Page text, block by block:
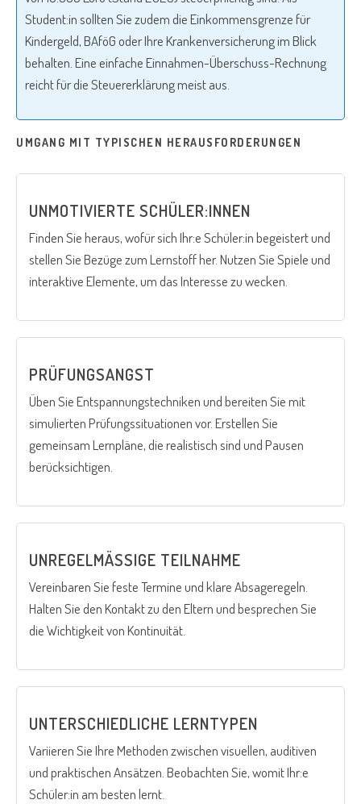
Student:in sollten Sie zudem die Einkommensgrenze für
Kindergeld, BAföG oder Ihre Krankenversicherung im Blick
behalten. Eine einfache Einnahmen-Überschuss-Rechnung
reicht für die Steuererklärung meist aus.
UMGANG MIT TYPISCHEN HERAUSFORDERUNGEN
UNMOTIVIERTE SCHÜLER:INNEN
Finden Sie heraus, wofür sich Ihr:e Schüler:in begeistert und
stellen Sie Bezüge zum Lernstoff her. Nutzen Sie Spiele und
interaktive Elemente, um das Interesse zu wecken.
PRÜFUNGSANGST
Üben Sie Entspannungstechniken und bereiten Sie mit
simulierten Prüfungssituationen vor. Erstellen Sie
gemeinsam Lernpläne, die realistisch sind und Pausen
berücksichtigen.
UNREGELMÄSSIGE TEILNAHME
Vereinbaren Sie feste Termine und klare Absageregeln.
Halten Sie den Kontakt zu den Eltern und besprechen Sie
die Wichtigkeit von Kontinuität.
UNTERSCHIEDLICHE LERNTYPEN
Variieren Sie Ihre Methoden zwischen visuellen, auditiven
und praktischen Ansätzen. Beobachten Sie, womit Ihr:e
Schüler:in am besten lernt.